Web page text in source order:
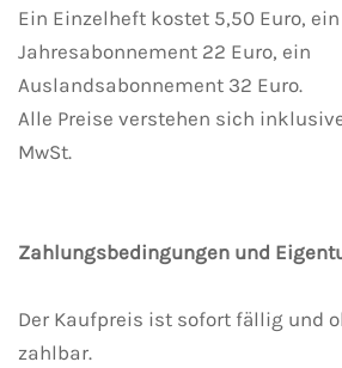
Ein Einzelheft kostet 5,50 Euro, ein
Jahresabonnement 22 Euro, ein
Auslandsabonnement 32 Euro.
Alle Preise verstehen sich
MwSt.
Zahlungsbedingungen und
Der Kaufpreis ist sofort fällig und
zahlbar.